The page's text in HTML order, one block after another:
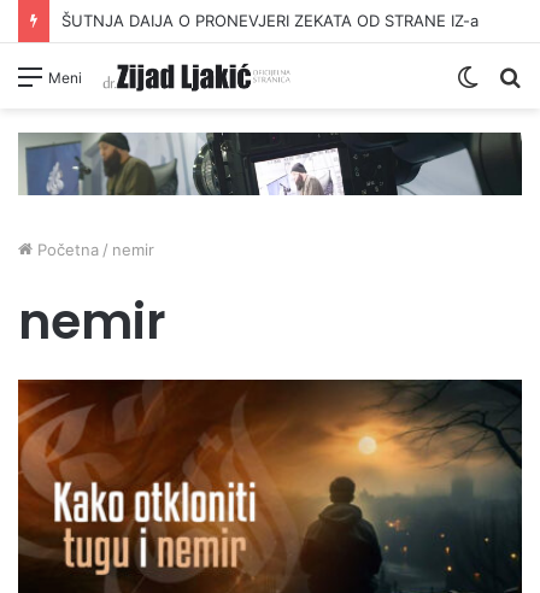
ŠUTNJA DAIJA O PRONEVJERI ZEKATA OD STRANE IZ-a
Meni
Switch
Početna / nemir
nemir